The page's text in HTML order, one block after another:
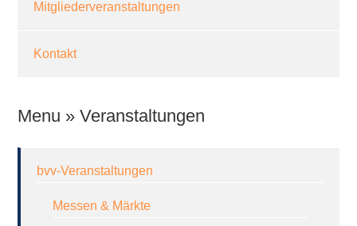
Mitgliederveranstaltungen
Kontakt
Menu » Veranstaltungen
bvv-Veranstaltungen
Messen & Märkte